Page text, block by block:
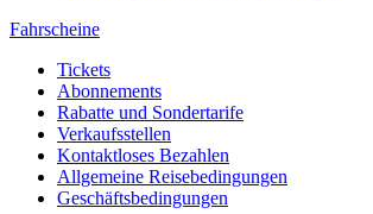
Fahrscheine
Tickets
Abonnements
Rabatte und Sondertarife
Verkaufsstellen
Kontaktloses Bezahlen
Allgemeine Reisebedingungen
Geschäftsbedingungen